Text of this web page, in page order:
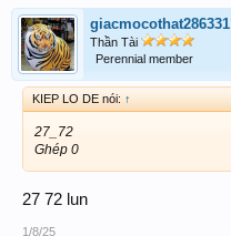
giacmocothat286331
Thần Tài
Perennial member
KIEP LO DE nói: ↑
27_72
Ghép 0
27 72 lun
1/8/25